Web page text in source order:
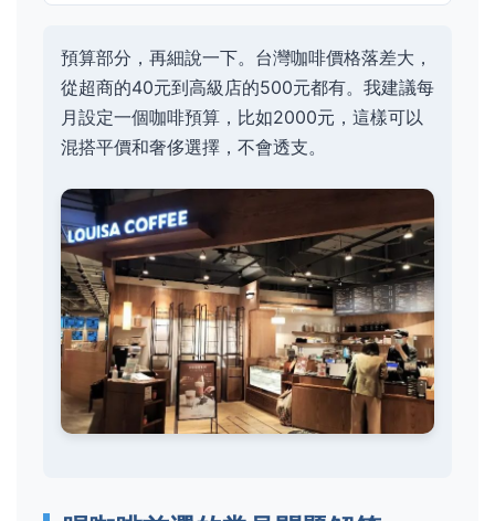
預算部分，再細說一下。台灣咖啡價格落差大，
從超商的40元到高級店的500元都有。我建議每
月設定一個咖啡預算，比如2000元，這樣可以
混搭平價和奢侈選擇，不會透支。